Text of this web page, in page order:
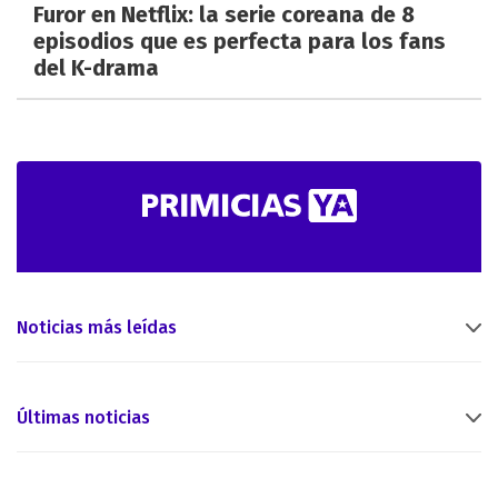
Furor en Netflix: la serie coreana de 8
episodios que es perfecta para los fans
del K-drama
Noticias más leídas
Últimas noticias